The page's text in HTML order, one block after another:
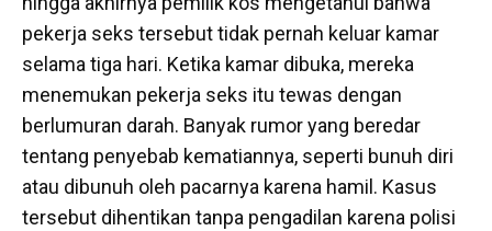
pekerja seks tersebut tidak pernah keluar kamar
selama tiga hari. Ketika kamar dibuka, mereka
menemukan pekerja seks itu tewas dengan
berlumuran darah. Banyak rumor yang beredar
tentang penyebab kematiannya, seperti bunuh diri
atau dibunuh oleh pacarnya karena hamil. Kasus
tersebut dihentikan tanpa pengadilan karena polisi